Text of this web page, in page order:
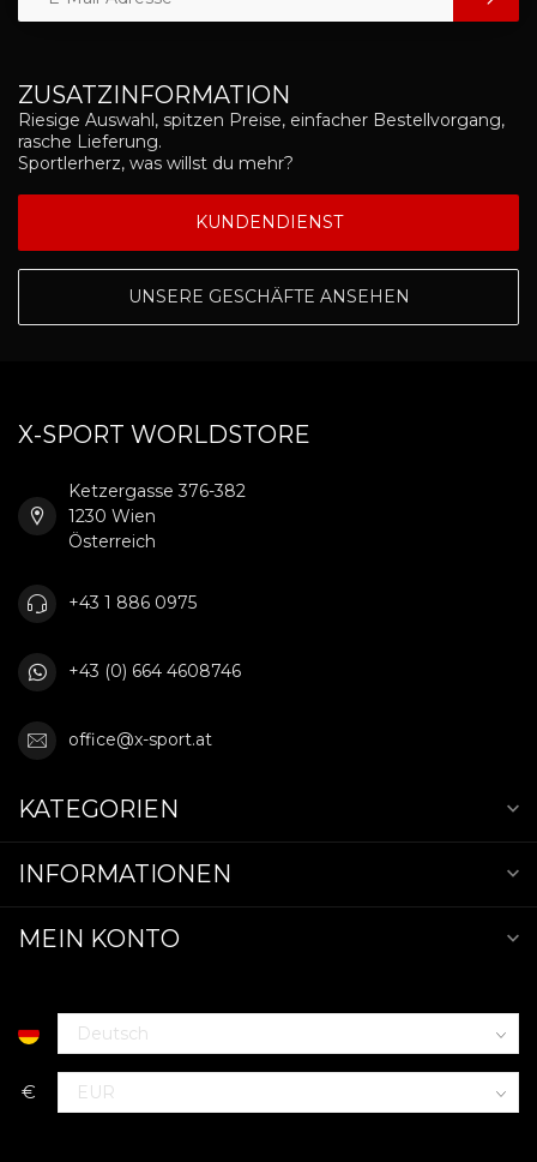
ZUSATZINFORMATION
Riesige Auswahl, spitzen Preise, einfacher Bestellvorgang,
rasche Lieferung.
Sportlerherz, was willst du mehr?
KUNDENDIENST
UNSERE GESCHÄFTE ANSEHEN
X-SPORT WORLDSTORE
Ketzergasse 376-382
1230 Wien
Österreich
+43 1 886 0975
+43 (0) 664 4608746
office@x-sport.at
KATEGORIEN
INFORMATIONEN
MEIN KONTO
€